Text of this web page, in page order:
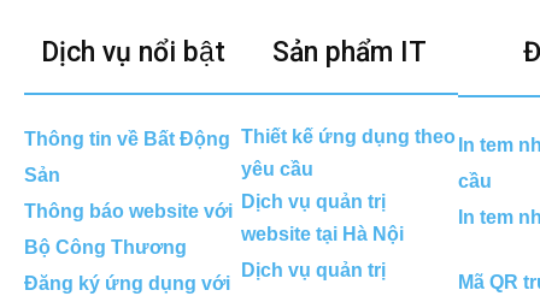
Dịch vụ nổi bật
Thông tin về Bất Động
Sản
Thông báo website với
Bộ Công Thương
Đăng ký ứng dụng với
Sản phẩm IT
Thiết kế ứng dụng theo
yêu cầu
Dịch vụ quản trị
website tại Hà Nội
Dịch vụ quản trị
In tem
cầu
In tem
Mã QR